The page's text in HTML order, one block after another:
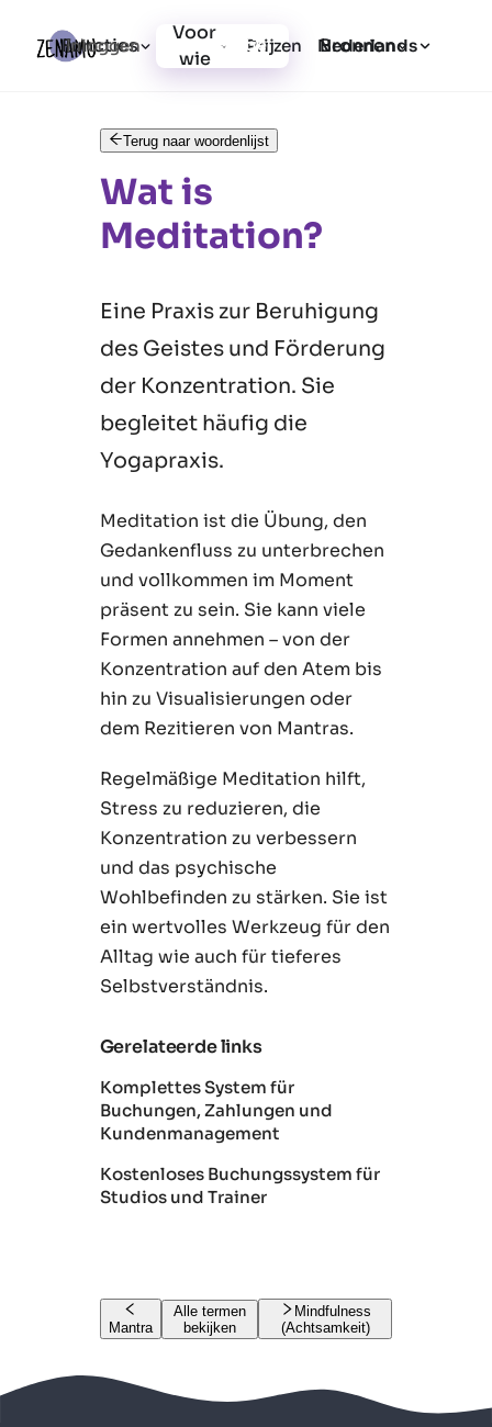
Functies
Voor
wie
Prijzen Bronnen
Inloggen Registratie Nederlands
Terug naar woordenlijst
Wat is
Meditation?
Eine Praxis zur Beruhigung
des Geistes und Förderung
der Konzentration. Sie
begleitet häufig die
Yogapraxis.
Meditation ist die Übung, den
Gedankenfluss zu unterbrechen
und vollkommen im Moment
präsent zu sein. Sie kann viele
Formen annehmen – von der
Konzentration auf den Atem bis
hin zu Visualisierungen oder
dem Rezitieren von Mantras.
Regelmäßige Meditation hilft,
Stress zu reduzieren, die
Konzentration zu verbessern
und das psychische
Wohlbefinden zu stärken. Sie ist
ein wertvolles Werkzeug für den
Alltag wie auch für tieferes
Selbstverständnis.
Gerelateerde links
Komplettes System für
Buchungen, Zahlungen und
Kundenmanagement
Kostenloses Buchungssystem für
Studios und Trainer
Mantra
Alle termen
bekijken
Mindfulness
(Achtsamkeit)